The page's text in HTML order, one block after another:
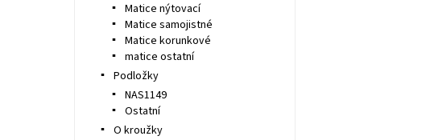
Matice nýtovací
Matice samojistné
Matice korunkové
matice ostatní
Podložky
NAS1149
Ostatní
O kroužky